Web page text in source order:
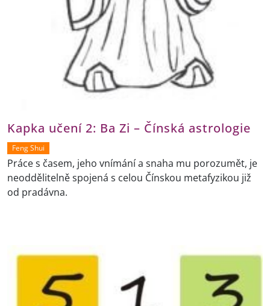
Kapka učení 2: Ba Zi – Čínská astrologie
Feng Shui
Práce s časem, jeho vnímání a snaha mu porozumět, je
neoddělitelně spojená s celou Čínskou metafyzikou již
od pradávna.